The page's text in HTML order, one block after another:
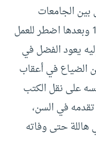
بين الجامعات
الألمانية إلى أن تقاعد عام 1945 وبعدها اضطر للعمل
يعود الفضل في
الضياع في أعقاب
على نقل الكتب
في السن،
هاللة حتى وفاته